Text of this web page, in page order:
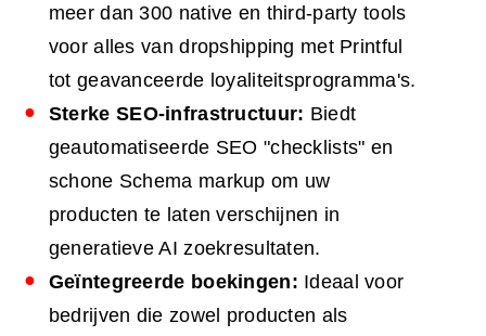
meer dan 300 native en third-party tools
voor alles van dropshipping met Printful
tot geavanceerde loyaliteitsprogramma's.
Sterke SEO-infrastructuur: Biedt
geautomatiseerde SEO "checklists" en
schone Schema markup om uw
producten te laten verschijnen in
generatieve AI zoekresultaten.
Geïntegreerde boekingen: Ideaal voor
bedrijven die zowel producten als